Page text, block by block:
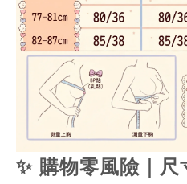
✨ 購物零風險｜